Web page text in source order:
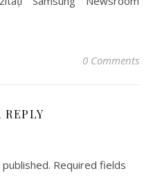
0 Comments
REPLY
Required fields